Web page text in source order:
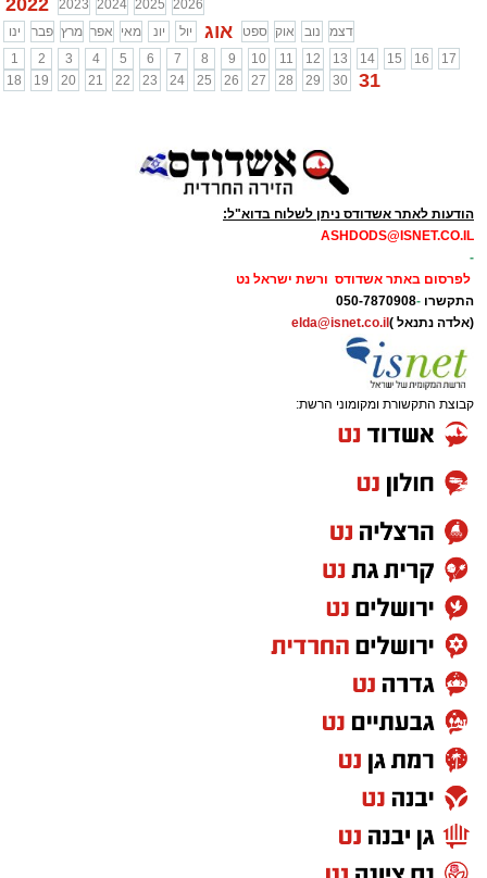
2023 2024 2025 2026
ינו
פבר מרץ אפר מאי יונ יול אוג ספט אוק נוב
דצמ
1
2 3 4 5 6 7 8 9 10 11 12 13 14 15 16
17
18
19 20 21 22 23 24 25 26 27 28 29 30 31
הודעות לאתר אשדודס ניתן לשלוח בדוא"ל:
ASHDODS@ISNET.CO.IL
-
לפרסום באתר אשדודס ורשת ישראל נט
התקשרו -
050-7870908
(אלדה נתנאל ) elda@isnet.co.il
קבוצת התקשורת ומקומוני הרשת: